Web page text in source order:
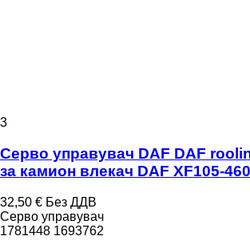
3
Серво управувач DAF DAF
за камион влекач DAF XF105-460
32,50 € Без ДДВ
Серво управувач
1781448 1693762